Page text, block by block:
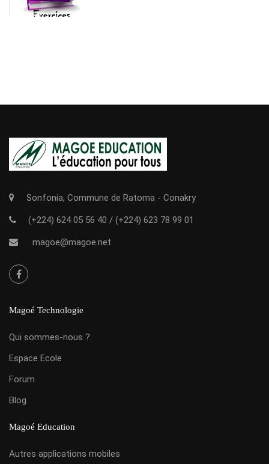
Sonfonia, Commune de Ratoma - Conakry
(+224) 624 05 56 40 / (+224) 623 78 99 01
magoe@magoe.net
Magoé Technologie
Qui sommes-nous ?
Espace Ecole
Forum
Blog
Magoé Education
Autres applications mobiles